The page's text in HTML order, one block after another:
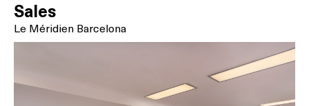
Sales
Le Méridien Barcelona